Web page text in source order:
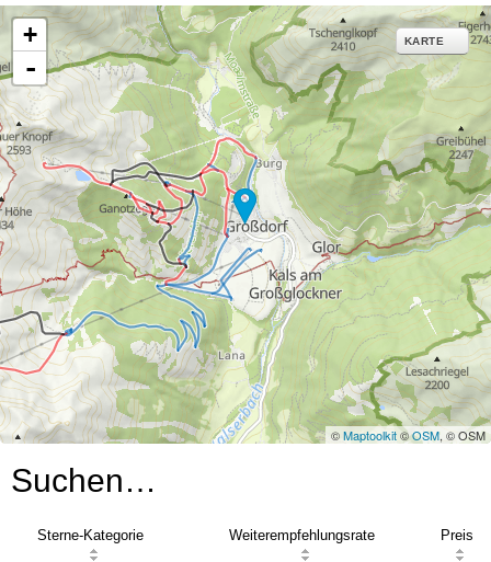
+
-
KARTE
©Maptoolkit©OSM, © OSM
Suchen…
Sterne-Kategorie Weiterempfehlungsrate Preis